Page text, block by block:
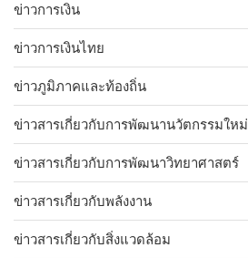
ข่าวการเงิน
ข่าวการเงินไทย
ข่าวภูมิภาคและท้องถิ่น
ข่าวสารเกี่ยวกับการพัฒนานวัตกรรมใหม่
ข่าวสารเกี่ยวกับการพัฒนาวิทยาศาสตร์
ข่าวสารเกี่ยวกับพลังงาน
ข่าวสารเกี่ยวกับสิ่งแวดล้อม